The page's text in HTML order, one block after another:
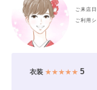
ご来店
ご利用
衣装★★★★★ 5